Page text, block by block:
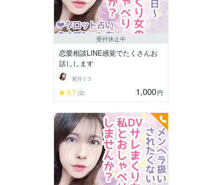
受付休止中
恋愛相談LINE感覚でたくさんお
話しします
紫月リコ
3.7 (2) 1,000円